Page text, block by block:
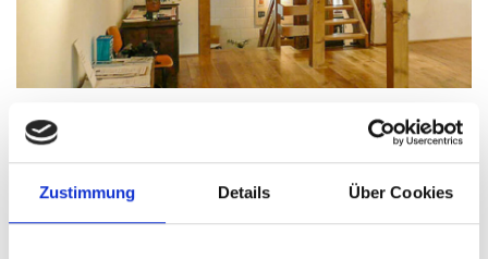
Zustimmung Details Über Cookies
Museum, Eingang, Foto: Rolf-Dieter Spann
Die Stadt Dassel im Landkreis Northeim blickt
auf 700 Jahre bewegte Geschichte zurück. Die